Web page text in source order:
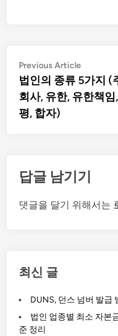
글
탐
색
Previous ArticlePrevious
article:
법인의 종류 5가지 (
회사, 유한, 유한책임
평, 합자)
답글 남기기
댓글을 달기 위해서는
최신 글
DUNS, 던스 넘버 발급
법인 업종별 최소 자본
준 정리